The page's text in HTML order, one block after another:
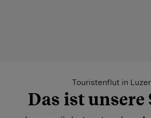
Touristenflut in
Das ist unsere